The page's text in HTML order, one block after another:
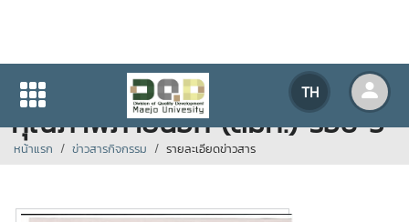
TH
เอกสารรับรองการประเมิน
คุณภาพภายนอก (สมศ.) รอบ 3
หน้าแรก ข่าวสารกิจกรรม รายละเอียดข่าวสาร